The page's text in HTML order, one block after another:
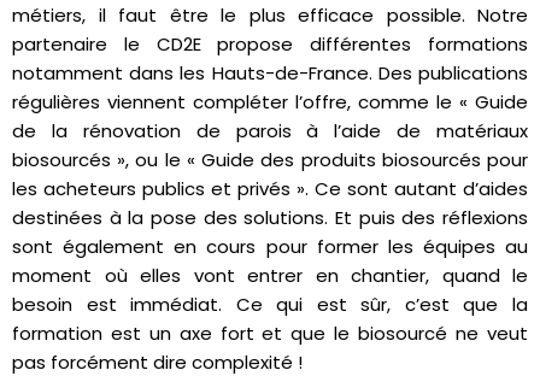
métiers, il faut être le plus efficace possible. Notre
partenaire le CD2E propose différentes formations
notamment dans les Hauts-de-France. Des publications
régulières viennent compléter l’offre, comme le « Guide
de la rénovation de parois à l’aide de matériaux
biosourcés », ou le « Guide des produits biosourcés pour
les acheteurs publics et privés ». Ce sont autant d’aides
destinées à la pose des solutions. Et puis des réflexions
sont également en cours pour former les équipes au
moment où elles vont entrer en chantier, quand le
besoin est immédiat. Ce qui est sûr, c’est que la
formation est un axe fort et que le biosourcé ne veut
pas forcément dire complexité !